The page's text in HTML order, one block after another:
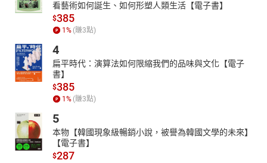
看藝術如何誕生、如何形塑人類生活【電子書】
$385
1 % (賺3點)
4
扁平時代：演算法如何限縮我們的品味與文化【電子
書】
$385
1 % (賺3點)
5
本物【韓國現象級暢銷小說，被譽為韓國文學的未來】
【電子書】
$287